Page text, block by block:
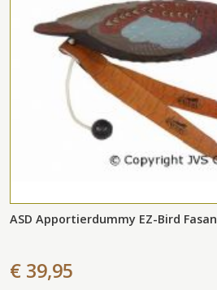
ASD Apportierdummy EZ-Bird Fasan
€ 39,95